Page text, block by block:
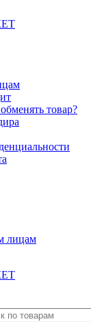
товар?
лицам